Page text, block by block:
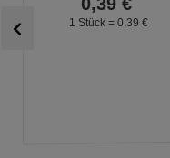
1 Stück = 0, 39 €